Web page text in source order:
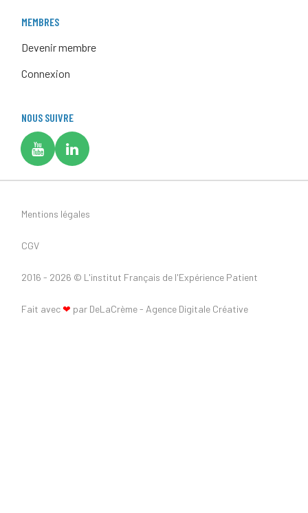
MEMBRES
Devenir membre
Connexion
NOUS SUIVRE
Fait avec❤ par DeLaCrème - Agence Digitale Créative
Mentions légales
CGV
2016 - 2026 © L'institut Français de l'Expérience Patient